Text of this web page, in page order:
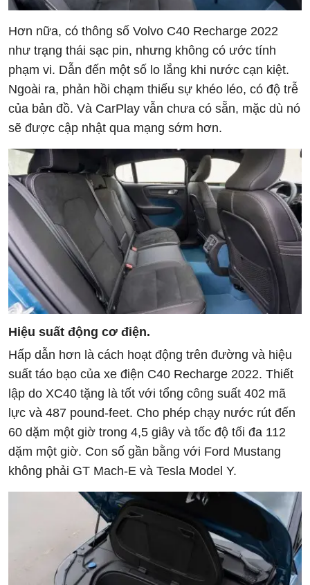
Hơn nữa, có thông số Volvo C40 Recharge 2022
như trạng thái sạc pin, nhưng không có ước tính
phạm vi. Dẫn đến một số lo lắng khi nước cạn kiệt.
Ngoài ra, phản hồi chạm thiếu sự khéo léo, có độ trễ
của bản đồ. Và CarPlay vẫn chưa có sẵn, mặc dù nó
sẽ được cập nhật qua mạng sớm hơn.
Hiệu suất động cơ điện.
Hấp dẫn hơn là cách hoạt động trên đường và hiệu
suất táo bạo của xe điện C40 Recharge 2022. Thiết
lập do XC40 tặng là tốt với tổng công suất 402 mã
lực và 487 pound-feet. Cho phép chạy nước rút đến
60 dặm một giờ trong 4,5 giây và tốc độ tối đa 112
dặm một giờ. Con số gần bằng với Ford Mustang
không phải GT Mach-E và Tesla Model Y.